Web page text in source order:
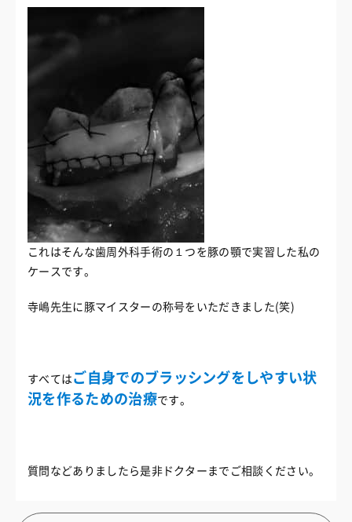
これはそんな歯周外科手術の１つを豚の顎で実習した私の
ケースです。
寺嶋先生に豚マイスターの称号をいただきました(笑)
すべては ご自身でのブラッシングをしやすい状
況を作るための治療です。
質問などありましたら是非ドクターまでご相談ください。